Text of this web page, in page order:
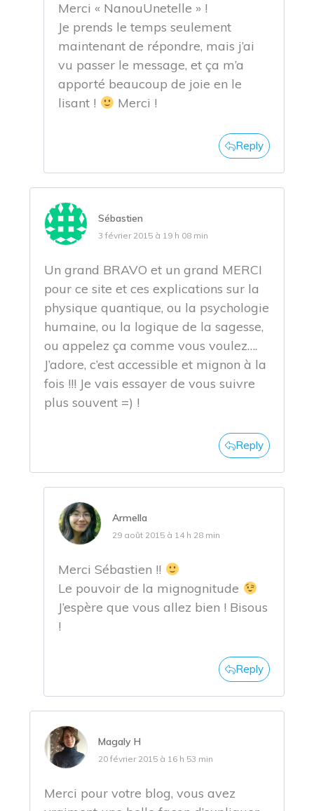
Merci « NanouUnetelle » !
Je prends le temps seulement
maintenant de répondre, mais j’ai
vu passer le message, et ça m’a
apporté beaucoup de joie en le
lisant !
Merci !
Reply
Sébastien
3 février 2015 à 19 h 08 min
Un grand BRAVO et un grand MERCI
pour ce site et ces explications sur la
physique quantique, ou la psychologie
humaine, ou la logique de la sagesse,
ou appelez ça comme vous voulez….
J’adore, c’est accessible et mignon à la
fois !!! Je vais essayer de vous suivre
plus souvent =) !
Reply
Armella
29 août 2015 à 14 h 28 min
Merci Sébastien !!
Le pouvoir de la mignognitude
J’espère que vous allez bien ! Bisous
!
Reply
Magaly H
20 février 2015 à 16 h 53 min
Merci pour votre blog, vous avez